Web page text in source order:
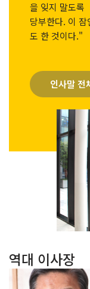
을 잊지 말도록
당부한다. 이
도 한 것이다."
인사말 전
역대 이사장